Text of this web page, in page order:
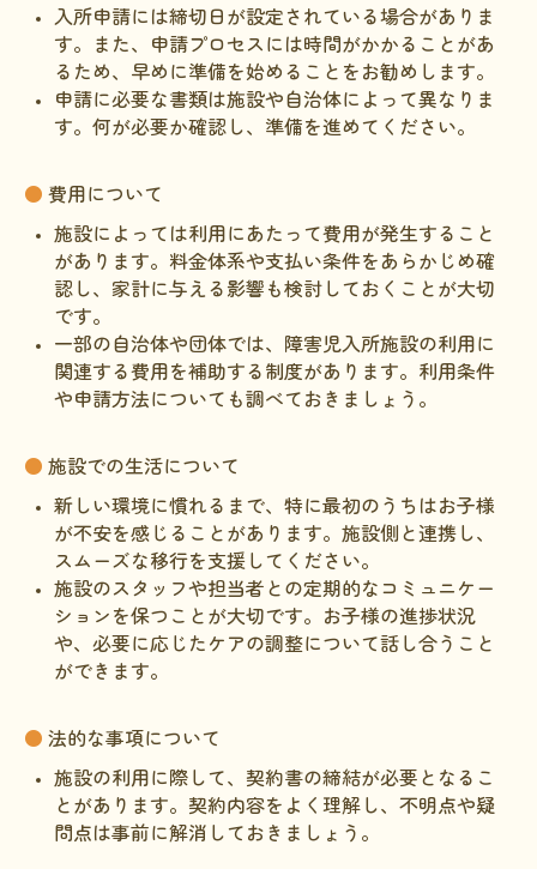
入所申請には締切日が設定されている場合がありま
す。また、申請プロセスには時間がかかることがあ
るため、早めに準備を始めることをお勧めします。
申請に必要な書類は施設や自治体によって異なりま
す。何が必要か確認し、準備を進めてください。
● 費用について
施設によっては利用にあたって費用が発生すること
があります。料金体系や支払い条件をあらかじめ確
認し、家計に与える影響も検討しておくことが大切
です。
一部の自治体や団体では、障害児入所施設の利用に
関連する費用を補助する制度があります。利用条件
や申請方法についても調べておきましょう。
● 施設での生活について
新しい環境に慣れるまで、特に最初のうちはお子様
が不安を感じることがあります。施設側と連携し、
スムーズな移行を支援してください。
施設のスタッフや担当者との定期的なコミュニケー
ションを保つことが大切です。お子様の進捗状況
や、必要に応じたケアの調整について話し合うこと
ができます。
● 法的な事項について
施設の利用に際して、契約書の締結が必要となるこ
とがあります。契約内容をよく理解し、不明点や疑
問点は事前に解消しておきましょう。